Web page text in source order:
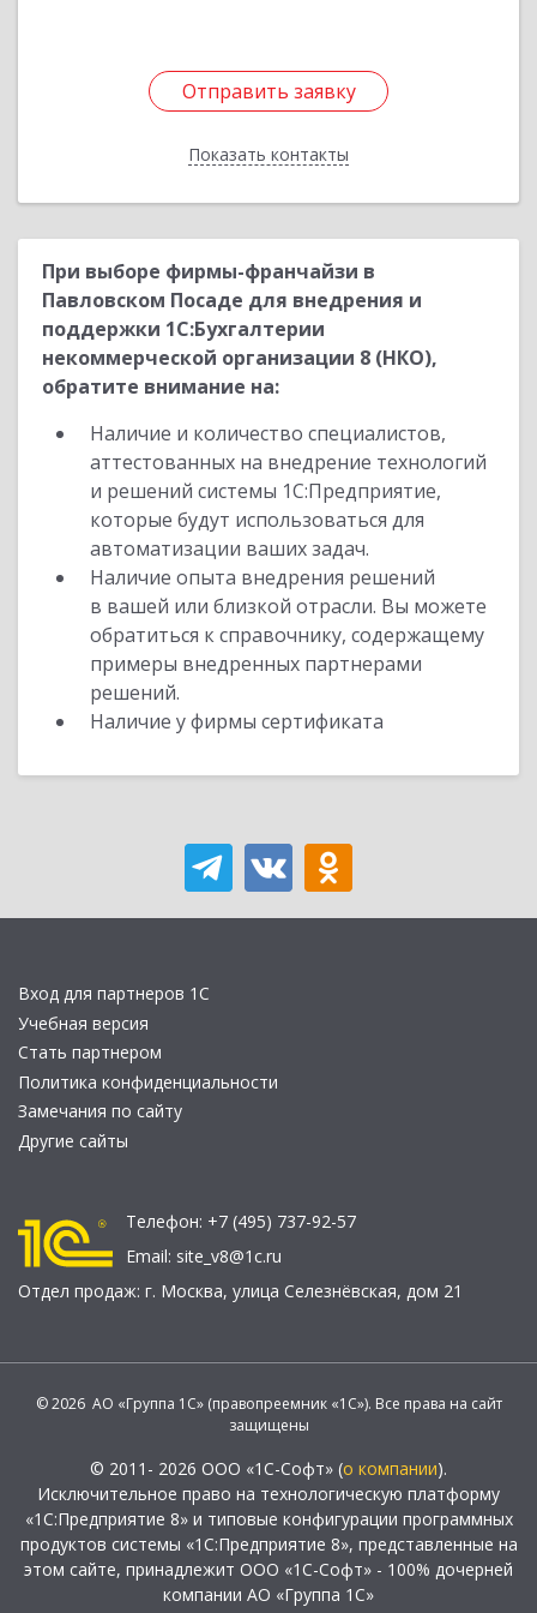
Отправить заявку
Показать контакты
Отправить заявку
Назад
При выборе фирмы-франчайзи в
Павловском Посаде для внедрения и
поддержки 1С:Бухгалтерии
некоммерческой организации 8 (НКО),
обратите внимание на:
Наличие и количество специалистов,
аттестованных на внедрение технологий
и решений системы 1С:Предприятие,
которые будут использоваться для
автоматизации ваших задач.
Наличие опыта внедрения решений
в вашей или близкой отрасли. Вы можете
обратиться к справочнику, содержащему
примеры внедренных партнерами
решений.
Наличие у фирмы сертификата
Вход для партнеров 1С
Учебная версия
Стать партнером
Политика конфиденциальности
Замечания по сайту
Другие сайты
Телефон: +7 (495) 737-92-57
Email: site_v8@1c.ru
Отдел продаж: г. Москва, улица Селезнёвская, дом 21
© 2026 АО «Группа 1С» (правопреемник «1С»). Все права на сайт
защищены
© 2011- 2026 ООО «1С-Софт» (о компании).
Исключительное право на технологическую платформу
«1С:Предприятие 8» и типовые конфигурации программных
продуктов системы «1С:Предприятие 8», представленные на
этом сайте, принадлежит ООО «1С-Софт» - 100% дочерней
компании АО «Группа 1С»